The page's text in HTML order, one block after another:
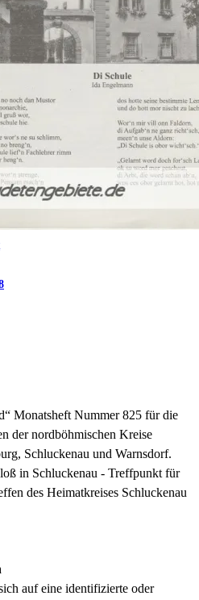
Monatsheft Nummer 825 für die
der nordböhmischen Kreise
Schluckenau und Warnsdorf.
in Schluckenau - Treffpunkt für
des Heimatkreises Schluckenau
auf eine identifizierte oder